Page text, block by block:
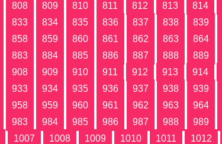
808 809 810 811 812 813 814
833 834 835 836 837 838 839
858 859 860 861 862 863 864
883 884 885 886 887 888 889
908 909 910 911 912 913 914
933 934 935 936 937 938 939
958 959 960 961 962 963 964
983 984 985 986 987 988 989
1007 1008 1009 1010 1011 1012